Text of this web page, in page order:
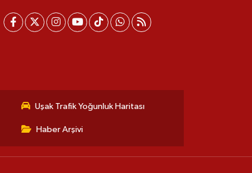
Uşak Trafik Yoğunluk Haritası
Haber Arşivi